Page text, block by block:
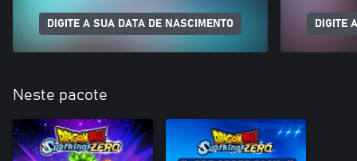
DIGITE A SUA DATA DE NASCIMENTO DIGITE
Neste pacote